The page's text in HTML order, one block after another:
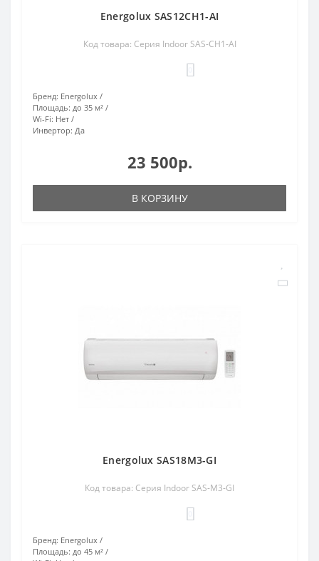
Energolux SAS12CH1-AI
Код товара: Серия Indoor SAS-CH1-AI
Бренд: Energolux
Площадь: до 35 м²
Wi-Fi: Нет
Инвертор: Да
23 500р.
В КОРЗИНУ
Energolux SAS18M3-GI
Код товара: Серия Indoor SAS-M3-GI
Бренд: Energolux
Площадь: до 45 м²